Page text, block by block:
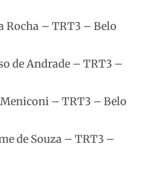
Rocha – TRT3 – Belo
de Andrade – TRT3 –
– TRT3 – Belo
de Souza – TRT3 –